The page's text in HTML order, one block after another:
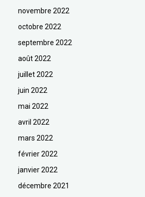
novembre 2022
octobre 2022
septembre 2022
août 2022
juillet 2022
juin 2022
mai 2022
avril 2022
mars 2022
février 2022
janvier 2022
décembre 2021